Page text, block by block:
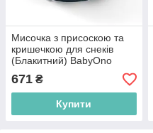
Мисочка з присоскою та
кришечкою для снеків
(Блакитний) BabyOno
(5901435412947)
671 ₴
Купити